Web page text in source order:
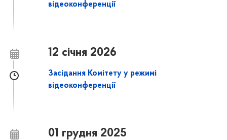
відеоконференції
12 січня 2026
Засідання Комітету у режимі
відеоконференції
01 грудня 2025